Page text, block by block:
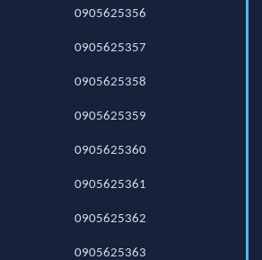
0905625356
0905625357
0905625358
0905625359
0905625360
0905625361
0905625362
0905625363